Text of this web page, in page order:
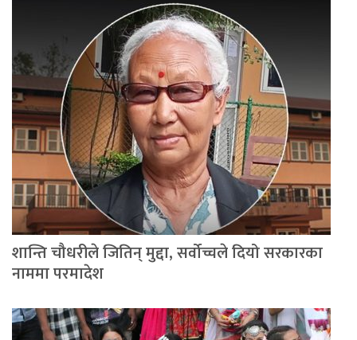
शान्ति चौधरीले जितिन् मुद्दा, सर्वोच्चले दियो सरकारका
नाममा परमादेश